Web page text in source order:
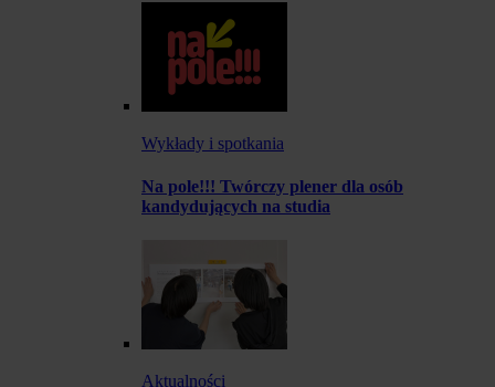
Wykłady i spotkania
Na pole!!! Twórczy plener dla osób
kandydujących na studia
Aktualności